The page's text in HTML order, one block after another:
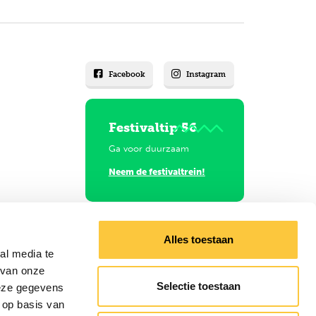
media te
onze
gegevens
basis van
Alles toestaan
Selectie toestaan
Facebook Instagram
Festivaltip 56
Ga voor duurzaam
Neem de festivaltrein!